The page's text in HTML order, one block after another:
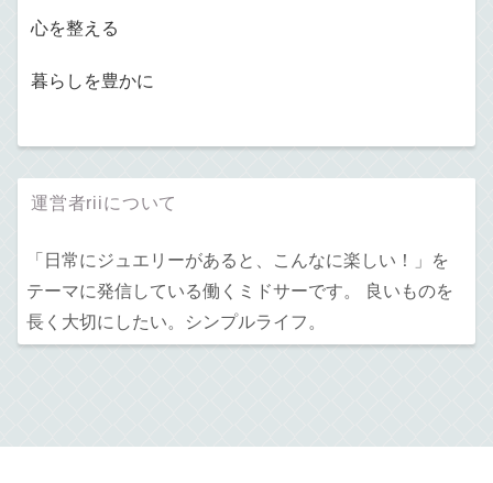
心を整える
暮らしを豊かに
運営者riiについて
「日常にジュエリーがあると、こんなに楽しい！」を
テーマに発信している働くミドサーです。 良いものを
長く大切にしたい。シンプルライフ。